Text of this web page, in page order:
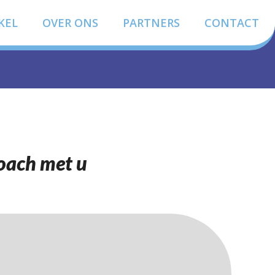
OVER ONS PARTNERS CONTACT
met u